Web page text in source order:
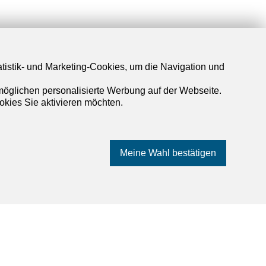
und Marketing-Cookies, um die Navigation und
personalisierte Werbung auf der Webseite.
Sie aktivieren möchten.
Meine Wahl bestätigen